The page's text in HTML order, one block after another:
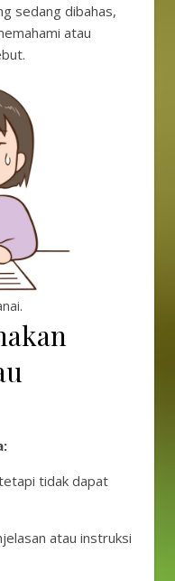
sedang dibahas,
atau
tidak dapat
atau instruksi